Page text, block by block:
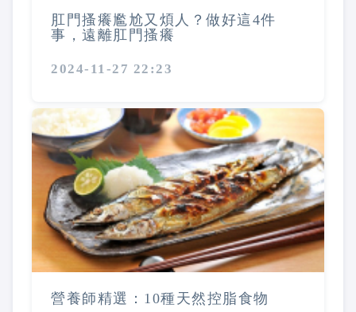
肛門搔癢尷尬又煩人？做好這4件
事，遠離肛門搔癢
2024-11-27 22:23
營養師精選：10種天然控脂食物